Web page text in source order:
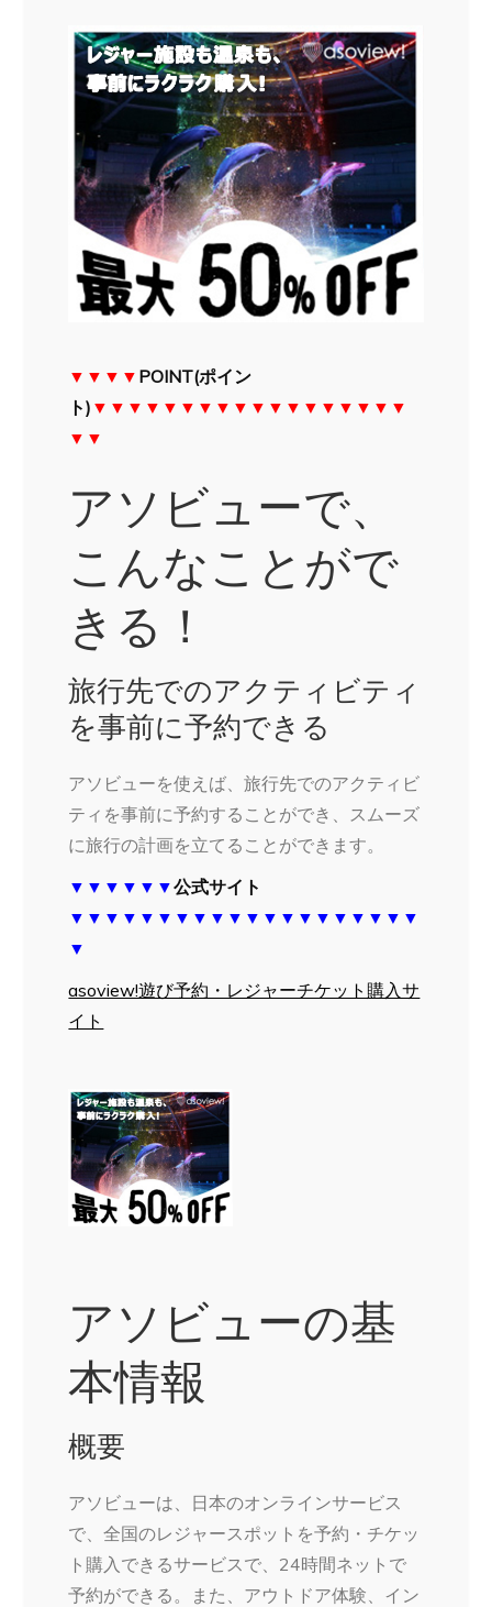
▼▼▼▼ POINT(ポイン
ト) ▼▼▼▼▼▼▼▼▼▼▼▼▼▼▼▼▼▼
▼▼
アソビューで、
こんなことがで
きる！
旅行先でのアクティビティ
を事前に予約できる
アソビューを使えば、旅行先でのアクティビ
ティを事前に予約することができ、スムーズ
に旅行の計画を立てることができます。
▼▼▼▼▼▼公式サイト
▼▼▼▼▼▼▼▼▼▼▼▼▼▼▼▼▼▼▼▼
▼
asoview!遊び予約・レジャーチケット購入サ
イト
アソビューの基
本情報
概要
アソビューは、日本のオンラインサービス
で、全国のレジャースポットを予約・チケッ
ト購入できるサービスで、24時間ネットで
予約ができる。また、アウトドア体験、イン